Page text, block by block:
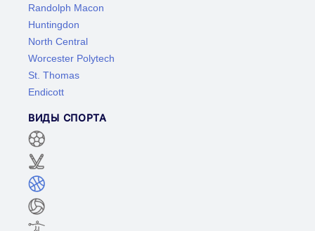
Randolph Macon
Huntingdon
North Central
Worcester Polytech
St. Thomas
Endicott
ВИДЫ СПОРТА